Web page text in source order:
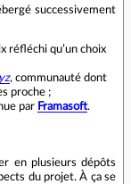
successivement
réfléchi quʼun choix
, communauté dont
proche ;
par Framasoft.
en plusieurs dépôts
du projet. À ça se